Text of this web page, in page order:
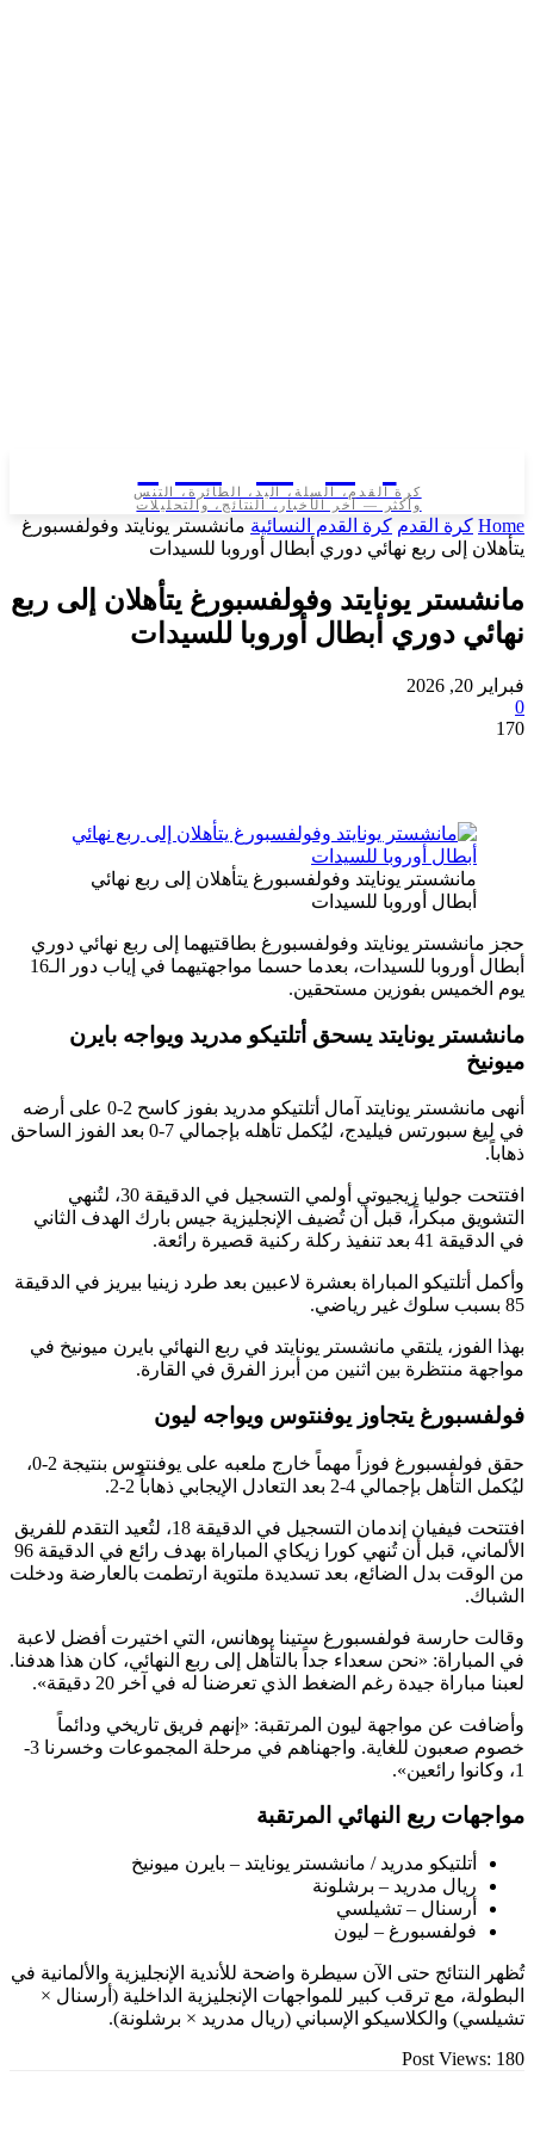
كرة القدم، السلة، اليد، الطائرة، التنس
وأكثر — آخر الأخبار، النتائج، والتحليلات
كرة القدم كرة القدم النسائية مانشستر يونايتد وفولفسبورغ
إلى ربع نهائي دوري أبطال أوروبا للسيدات
يونايتد وفولفسبورغ يتأهلان إلى ربع
دوري أبطال أوروبا للسيدات
يونايتد وفولفسبورغ يتأهلان إلى ربع نهائي
أوروبا للسيدات
يونايتد وفولفسبورغ بطاقتيهما إلى ربع نهائي دوري
أبطال أوروبا للسيدات، بعدما حسما مواجهتيهما في إياب دور الـ16
بفوزين مستحقين.
يونايتد يسحق أتلتيكو مدريد ويواجه بايرن
أنهى مانشستر يونايتد آمال أتلتيكو مدريد بفوز كاسح 2-0 على أرضه
في ليغ سبورتس فيليدج، ليُكمل تأهله بإجمالي 7-0 بعد الفوز الساحق
افتتحت جوليا زيجيوتي أولمي التسجيل في الدقيقة 30، لتُنهي
مبكراً، قبل أن تُضيف الإنجليزية جيس بارك الهدف الثاني
قصيرة رائعة.
المباراة بعشرة لاعبين بعد طرد زينيا بيريز في الدقيقة
يلتقي مانشستر يونايتد في ربع النهائي بايرن ميونيخ في
منتظرة بين اثنين من أبرز الفرق في القارة.
يتجاوز يوفنتوس ويواجه ليون
حقق فولفسبورغ فوزاً مهماً خارج ملعبه على يوفنتوس بنتيجة 2-0،
4-2 بعد التعادل الإيجابي ذهاباً 2-2.
افتتحت فيفيان إندمان التسجيل في الدقيقة 18، لتُعيد التقدم للفريق
الألماني، قبل أن تُنهي كورا زيكاي المباراة بهدف رائع في الدقيقة 96
بدل الضائع، بعد تسديدة ملتوية ارتطمت بالعارضة ودخلت
فولفسبورغ ستينا يوهانس، التي اختيرت أفضل لاعبة
«نحن سعداء جداً بالتأهل إلى ربع النهائي، كان هذا هدفنا.
جيدة رغم الضغط الذي تعرضنا له في آخر 20 دقيقة».
عن مواجهة ليون المرتقبة: «إنهم فريق تاريخي ودائماً
خصوم صعبون للغاية. واجهناهم في مرحلة المجموعات وخسرنا 3-
ربع النهائي المرتقبة
مدريد / مانشستر يونايتد – بايرن ميونيخ
مدريد – برشلونة
– تشيلسي
– ليون
حتى الآن سيطرة واضحة للأندية الإنجليزية والألمانية في
مع ترقب كبير للمواجهات الإنجليزية الداخلية (أرسنال ×
والكلاسيكو الإسباني (ريال مدريد × برشلونة).
Post